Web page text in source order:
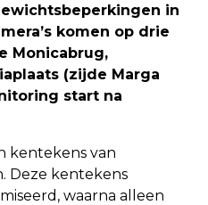
in
komen op drie
Monicabrug,
(zijde Marga
start na
kentekens van
Deze kentekens
waarna alleen